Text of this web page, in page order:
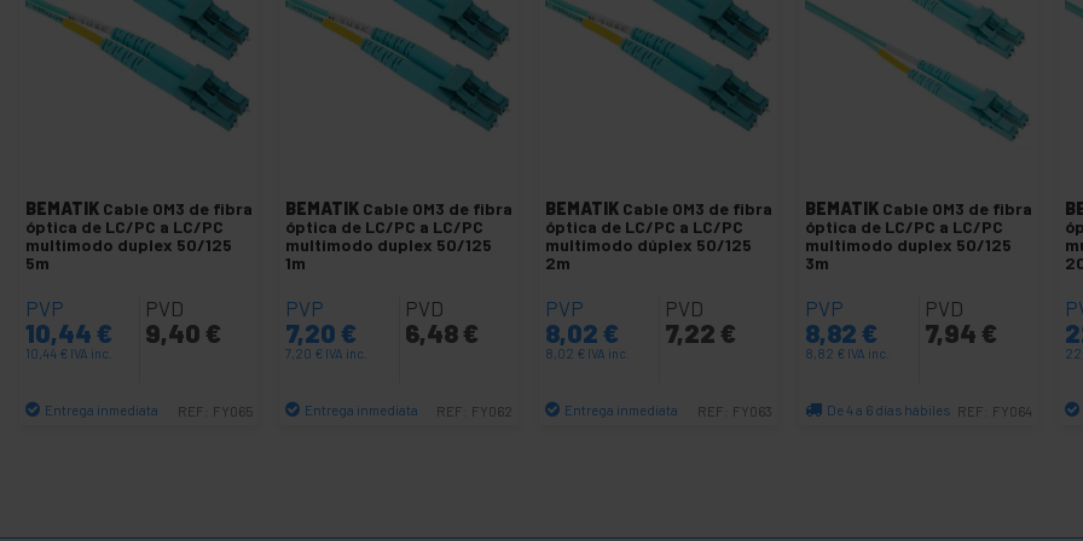
Cable Fanout MTP-LC MM 50/125 PC
Cable dúplex MM 50/125 PC
Cable dúplex 50 LC a LC
Cable dúplex 50 LC a LC OM4
Cable dúplex 50 LC a LC OM5
Cable dúplex 50 LC a SC OM4
Cable dúplex 50 LC a SC OM5
Cable dúplex 50 LC a ST OM3
BEMATIK Cable OM3 de fibra
óptica de LC/PC a LC/PC
multimodo duplex 50/125
5m
PVP
10,44 €
10,44 € IVA inc.
PVD
9,40 €
Entrega inmediata REF: FY065
BEMATIK Cable OM3 de fibra
óptica de LC/PC a LC/PC
multimodo duplex 50/125
1m
PVP
7,20 €
7,20 € IVA inc.
PVD
6,48 €
Entrega inmediata REF: FY062
BEMATIK Cable OM3 de fibra
óptica de LC/PC a LC/PC
multimodo dúplex 50/125
2m
PVP
8,02 €
8,02 € IVA inc.
PVD
7,22 €
Entrega inmediata REF: FY063
BEMATIK Cable OM3 de fibra
óptica de LC/PC a LC/PC
multimodo duplex 50/125
3m
PVP
8,82 €
8,82 € IVA inc.
PVD
7,94 €
De 4 a 6 días hábiles REF: FY064